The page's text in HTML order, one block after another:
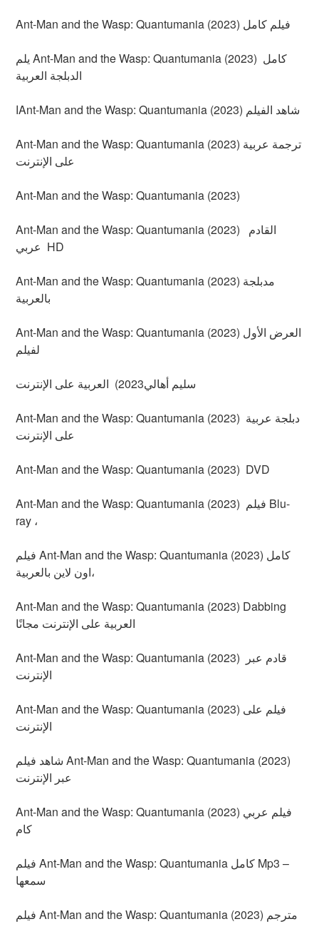
Ant-Man and the Wasp: Quantumania (2023) فيلم كامل
يلم Ant-Man and the Wasp: Quantumania (2023) كامل
الدبلجة العربية
Ant-Man and the Wasp: Quantumania (2023) ترجمة عربية
Ant-Man and the Wasp: Quantumania (2023)
Ant-Man and the Wasp: Quantumania (2023) القادم
عربي HD
Ant-Man and the Wasp: Quantumania (2023) مدبلجة
Ant-Man and the Wasp: Quantumania (2023) العرض الأول
Ant-Man and the Wasp: Quantumania (2023) دبلجة عربية
Ant-Man and the Wasp: Quantumania (2023) DVD
Ant-Man and the Wasp: Quantumania (2023) فيلم Blu-
ray ،
فيلم Ant-Man and the Wasp: Quantumania (2023) كامل
اون لاين بالعربية،
Ant-Man and the Wasp: Quantumania (2023) Dabbing
العربية على الإنترنت مجانًا
Ant-Man and the Wasp: Quantumania (2023) قادم عبر
Ant-Man and the Wasp: Quantumania (2023) فيلم على
الإنترنت
شاهد فيلم Ant-Man and the Wasp: Quantumania (2023)
Ant-Man and the Wasp: Quantumania (2023) فيلم عربي
فيلم Ant-Man and the Wasp: Quantumania كامل Mp3 –
سمعها
فيلم Ant-Man and the Wasp: Quantumania (2023) مترجم